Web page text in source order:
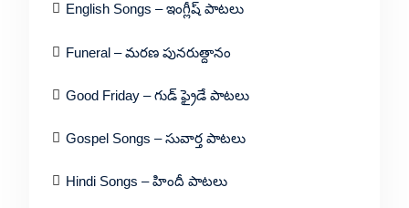
English Songs – ఇంగ్లీష్ పాటలు
Funeral – మరణ పునరుత్దానం
Good Friday – గుడ్ ఫ్రైడే పాటలు
Gospel Songs – సువార్త పాటలు
Hindi Songs – హిందీ పాటలు